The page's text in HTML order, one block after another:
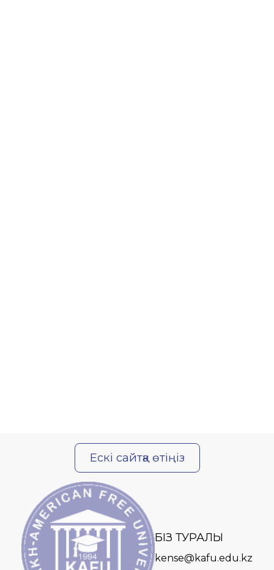
Ескі сайтқа өтіңіз
БІЗ ТУРАЛЫ
kense@kafu.edu.kz